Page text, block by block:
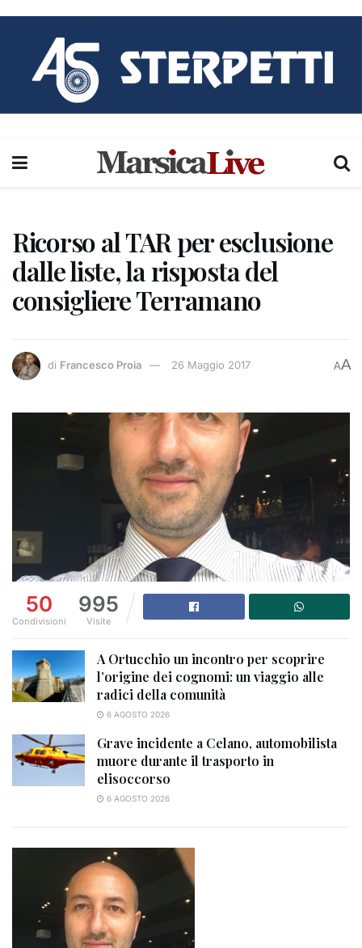
Ricorso al TAR per esclusione
dalle liste, la risposta del
consigliere Terramano
di Francesco Proia 26 Maggio 2017 AA
50
Condivisioni
995
Visite
A Ortucchio un incontro per scoprire
l’origine dei cognomi: un viaggio alle
radici della comunità
6 AGOSTO 2026
Grave incidente a Celano, automobilista
muore durante il trasporto in
elisoccorso
6 AGOSTO 2026